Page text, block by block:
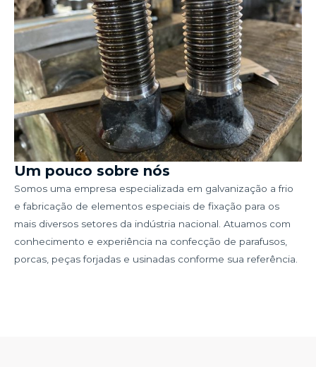
Um pouco sobre nós
Somos uma empresa especializada em galvanização a frio
e fabricação de elementos especiais de fixação para os
mais diversos setores da indústria nacional. Atuamos com
conhecimento e experiência na confecção de parafusos,
porcas, peças forjadas e usinadas conforme sua referência.